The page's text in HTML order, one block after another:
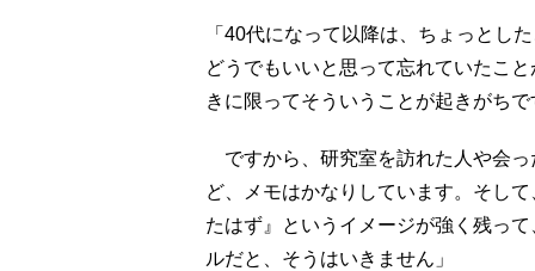
「40代になって以降は、ちょっとし
どうでもいいと思って忘れていたこ
きに限ってそういうことが起きがち
ですから、研究室を訪れた人や会
ど、メモはかなりしています。そし
たはず』というイメージが強く残っ
ルだと、そうはいきません」